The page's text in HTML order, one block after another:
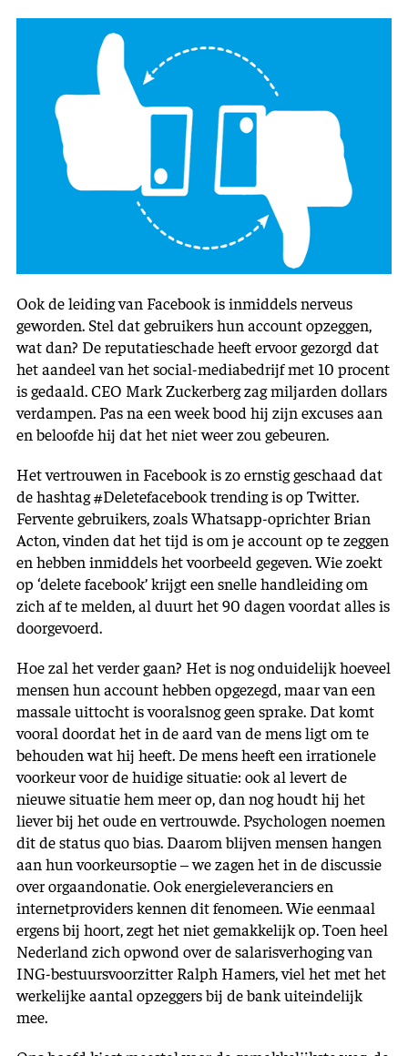
Ook de leiding van Facebook is inmiddels nerveus
geworden. Stel dat gebruikers hun account opzeggen,
wat dan? De reputatieschade heeft ervoor gezorgd dat
het aandeel van het social-mediabedrijf met 10 procent
is gedaald. CEO Mark Zuckerberg zag miljarden dollars
verdampen. Pas na een week bood hij zijn excuses aan
en beloofde hij dat het niet weer zou gebeuren.
Het vertrouwen in Facebook is zo ernstig geschaad dat
de hashtag #Deletefacebook trending is op Twitter.
Fervente gebruikers, zoals Whatsapp-oprichter Brian
Acton, vinden dat het tijd is om je account op te zeggen
en hebben inmiddels het voorbeeld gegeven. Wie zoekt
op ‘delete facebook’ krijgt een snelle handleiding om
zich af te melden, al duurt het 90 dagen voordat alles is
doorgevoerd.
Hoe zal het verder gaan? Het is nog onduidelijk hoeveel
mensen hun account hebben opgezegd, maar van een
massale uittocht is vooralsnog geen sprake. Dat komt
vooral doordat het in de aard van de mens ligt om te
behouden wat hij heeft. De mens heeft een irrationele
voorkeur voor de huidige situatie: ook al levert de
nieuwe situatie hem meer op, dan nog houdt hij het
liever bij het oude en vertrouwde. Psychologen noemen
dit de status quo bias. Daarom blijven mensen hangen
aan hun voorkeursoptie – we zagen het in de discussie
over orgaandonatie. Ook energieleveranciers en
internetproviders kennen dit fenomeen. Wie eenmaal
ergens bij hoort, zegt het niet gemakkelijk op. Toen heel
Nederland zich opwond over de salarisverhoging van
ING-bestuursvoorzitter Ralph Hamers, viel het met het
werkelijke aantal opzeggers bij de bank uiteindelijk
mee.